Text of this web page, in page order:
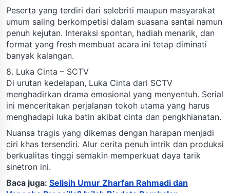
Peserta yang terdiri dari selebriti maupun masyarakat
umum saling berkompetisi dalam suasana santai namun
penuh kejutan. Interaksi spontan, hadiah menarik, dan
format yang fresh membuat acara ini tetap diminati
banyak kalangan.
8. Luka Cinta – SCTV
Di urutan kedelapan, Luka Cinta dari SCTV
menghadirkan drama emosional yang menyentuh. Serial
ini menceritakan perjalanan tokoh utama yang harus
menghadapi luka batin akibat cinta dan pengkhianatan.
Nuansa tragis yang dikemas dengan harapan menjadi
ciri khas tersendiri. Alur cerita penuh intrik dan produksi
berkualitas tinggi semakin memperkuat daya tarik
sinetron ini.
Baca juga: Selisih Umur Zharfan Rahmadi dan